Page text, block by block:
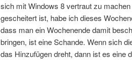
sich mit Windows 8 vertraut zu
gescheitert ist, habe ich dieses
dass man ein Wochenende damit
bringen, ist eine Schande. Wenn sich
das Hinzufügen dreht, dann ist es eine